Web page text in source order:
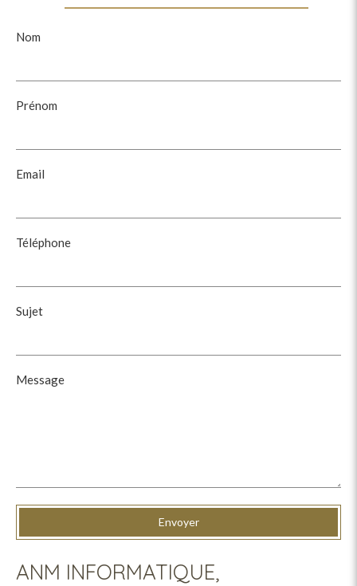
Nom
Prénom
Email
Téléphone
Sujet
Message
Envoyer
ANM INFORMATIQUE,